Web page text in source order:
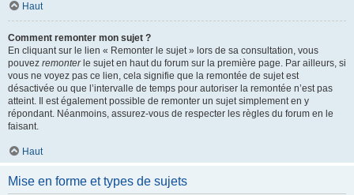
Haut
Comment remonter mon sujet ?
En cliquant sur le lien « Remonter le sujet » lors de sa consultation, vous
pouvez remonterle sujet en haut du forum sur la première page. Par ailleurs, si
vous ne voyez pas ce lien, cela signifie que la remontée de sujet est
désactivée ou que l’intervalle de temps pour autoriser la remontée n’est pas
atteint. Il est également possible de remonter un sujet simplement en y
répondant. Néanmoins, assurez-vous de respecter les règles du forum en le
faisant.
Haut
Mise en forme et types de sujets